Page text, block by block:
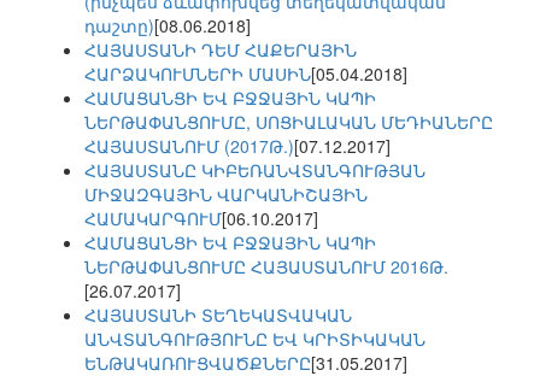
դաշտը)[08.06.2018]
ՀԱՅԱՍՏԱՆԻ ԴԵՄ ՀԱՔԵՐԱՅԻՆ
ՀԱՐՁԱԿՈՒՄՆԵՐԻ ՄԱՍԻՆ[05.04.2018]
ՀԱՄԱՑԱՆՑԻ ԵՎ ԲՋՋԱՅԻՆ ԿԱՊԻ
ՆԵՐԹԱՓԱՆՑՈՒՄԸ, ՍՈՑԻԱԼԱԿԱՆ ՄԵԴԻԱՆԵՐԸ
ՀԱՅԱՍՏԱՆՈՒՄ (2017Թ.)[07.12.2017]
ՀԱՅԱՍՏԱՆԸ ԿԻԲԵՌԱՆՎՏԱՆԳՈՒԹՅԱՆ
ՄԻՋԱԶԳԱՅԻՆ ՎԱՐԿԱՆԻՇԱՅԻՆ
ՀԱՄԱԿԱՐԳՈՒՄ[06.10.2017]
ՀԱՄԱՑԱՆՑԻ ԵՎ ԲՋՋԱՅԻՆ ԿԱՊԻ
ՆԵՐԹԱՓԱՆՑՈՒՄԸ ՀԱՅԱՍՏԱՆՈՒՄ 2016Թ.
[26.07.2017]
ՀԱՅԱՍՏԱՆԻ ՏԵՂԵԿԱՏՎԱԿԱՆ
ԱՆՎՏԱՆԳՈՒԹՅՈՒՆԸ ԵՎ ԿՐԻՏԻԿԱԿԱՆ
ԵՆԹԱԿԱՌՈՒՑՎԱԾՔՆԵՐԸ[31.05.2017]